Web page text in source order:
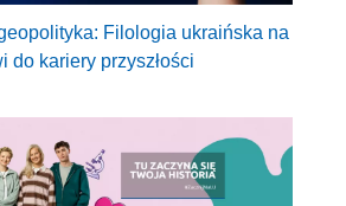
Filologia ukraińska na
do kariery przyszłości